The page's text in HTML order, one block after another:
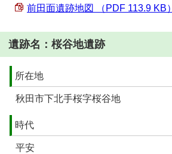
前田面遺跡地図 （PDF 113.9 KB）
遺跡名：桜谷地遺跡
所在地
秋田市下北手桜字桜谷地
時代
平安